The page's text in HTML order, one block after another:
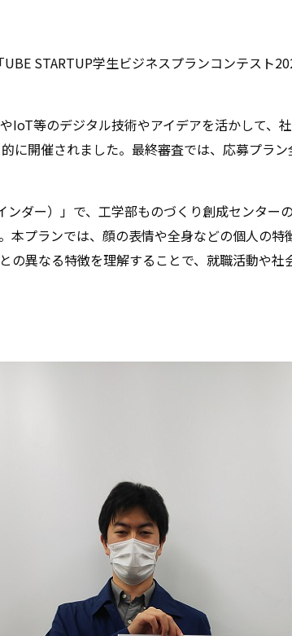
STARTUP学生ビジネスプランコンテスト
IoT等のデジタル技術やアイデアを活かして
に開催されました。最終審査では、応募プラ
ダー）」で、工学部ものづくり創成センター
本プランでは、顔の表情や全身などの個人の
の異なる特徴を理解することで、就職活動や